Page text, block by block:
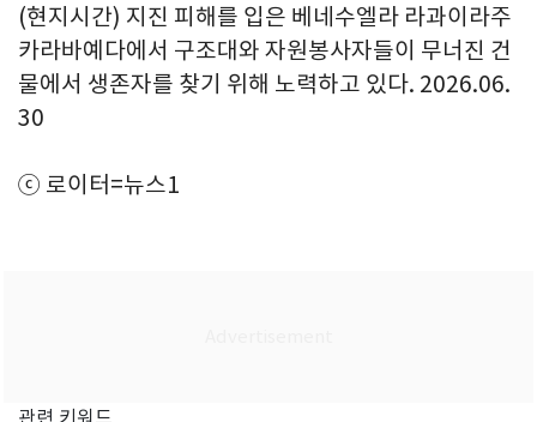
(현지시간) 지진 피해를 입은 베네수엘라 라과이라주
카라바예다에서 구조대와 자원봉사자들이 무너진 건
물에서 생존자를 찾기 위해 노력하고 있다. 2026.06.
30
ⓒ 로이터=뉴스1
관련 키워드